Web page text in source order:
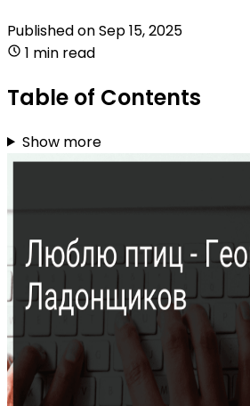
Published onSep 15, 2025
1 min read
Table of Contents
Show more